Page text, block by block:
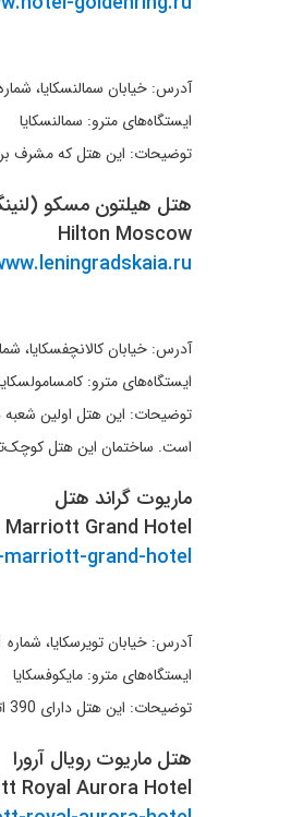
آدرس: خیابان سمالنسکایا، شماره
ایستگاه‌های مترو: سمالنسکایا
توضیحات: این هتل که مشرف بر
هتل هیلتون مسکو
Hilton Moscow
آدرس: خیابان کالانچفسکایا، شماره
ایستگاه‌های مترو:
است. ساختمان این هتل
ماریوت گراند هتل
Grand Hotel
grand-hotel
آدرس: خیابان تویرسکایا، شماره 26/1
ایستگاه‌های مترو: مایکوفسکایا
توضیحات: این هتل دارای 390 اتاق است و دارای سه رستوران و اتاق‌های متعدد جلسه و نیز استخر شنا، سونا و سولاریوم می‌باشد. این هتل یک کیلومتر از میدان سرخ و کاخ کرملین فاصله دارد.
هتل ماریوت رویال آرورا
Royal Aurora Hotel